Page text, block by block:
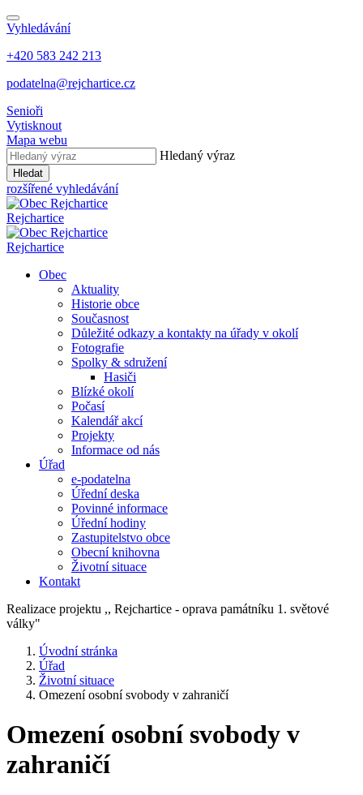
Vyhledávání
+420 583 242 213
podatelna@rejchartice.cz
Senioři
Vytisknout
Mapa webu
Hledaný výraz
Hledat
rozšířené vyhledávání
Rejchartice
Rejchartice
Obec
Aktuality
Historie obce
Současnost
Důležité odkazy a kontakty na úřady v okolí
Fotografie
Spolky & sdružení
Hasiči
Blízké okolí
Počasí
Kalendář akcí
Projekty
Informace od nás
Úřad
e-podatelna
Úřední deska
Povinné informace
Úřední hodiny
Zastupitelstvo obce
Obecní knihovna
Životní situace
Kontakt
Realizace projektu ,, Rejchartice - oprava památníku 1. světové
války"
Úvodní stránka
Úřad
Životní situace
Omezení osobní svobody v zahraničí
Omezení osobní svobody v
zahraničí